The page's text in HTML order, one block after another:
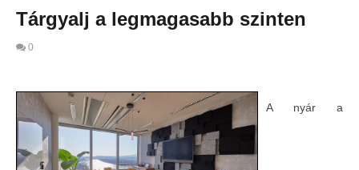
Tárgyalj a legmagasabb szinten
0
A nyár a